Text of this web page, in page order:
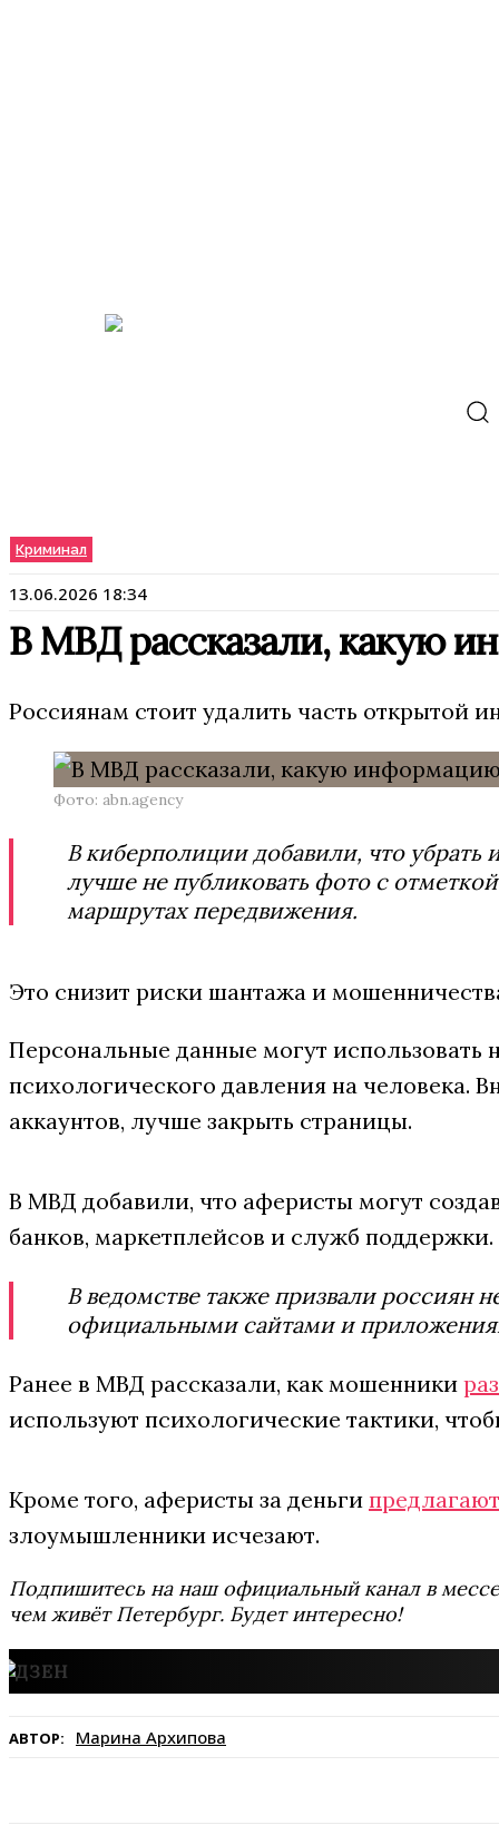
Криминал
13.06.2026 18:34
В МВД рассказали, какую
Россиянам стоит удалить часть открытой
Фото: abn.agency
В киберполиции добавили, что убрать
лучше не публиковать фото с
маршрутах передвижения.
Это снизит риски шантажа и
Персональные данные могут
психологического давления на человека.
аккаунтов, лучше закрыть страницы.
В МВД добавили, что аферисты могут
банков, маркетплейсов и служб поддержки.
В ведомстве также призвали россиян
официальными сайтами и
Ранее в МВД рассказали, как мошенники
используют психологические тактики,
Кроме того, аферисты за деньги предлагают
злоумышленники исчезают.
Подпишитесь на наш официальный канал в
чем живёт Петербург. Будет интересно!
АВТОР: Марина Архипова